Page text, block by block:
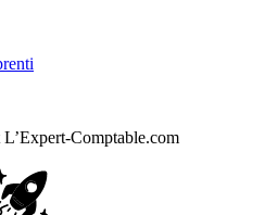
L’Expert-Comptable.com